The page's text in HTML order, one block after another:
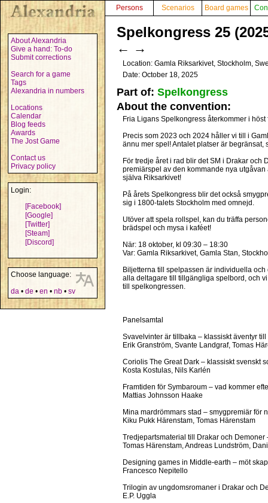
About Alexandria
Give a hand: To-do
Submit corrections
Search for a game
Tags
Alexandria in numbers
Locations
Calendar
Blog feeds
Awards
The Jost Game
Contact us
Privacy policy
Login:
[Facebook]
[Google]
[Twitter]
[Steam]
[Discord]
Choose language:
da • de • en • nb • sv
Persons Scenarios Board games
Spelkongress 25
← →
Location: Gamla Riksarkivet, Stockholm,
Date: October 18, 2025
Part of: Spelkongress
About the convention:
Fria Ligans Spelkongress återkommer i
Precis som 2023 och 2024 håller vi till i
ännu mer spel! Antalet platser är
För tredje året i rad blir det SM i Drakar och
premiärspel av den kommande nya
själva Riksarkivet!
På årets Spelkongress blir det också
sig i 1800-talets Stockholm med omnejd.
Utöver att spela rollspel, kan du träffa
brädspel och mysa i kaféet!
När: 18 oktober, kl 09:30 – 18:30
Var: Gamla Riksarkivet, Gamla Stan,
Biljetterna till spelpassen är individuella
alla deltagare till tillgängliga spelbord, och
till spelkongressen.
Panelsamtal
Svavelvinter är tillbaka – klassiskt äventyr
Erik Granström, Svante Landgraf, Tomas
Coriolis The Great Dark – klassiskt svenskt
Kosta Kostulas, Nils Karlén
Framtiden för Symbaroum – vad kommer
Mattias Johnsson Haake
Mina mardrömmars stad – smygpremiär för
Kiku Pukk Härenstam, Tomas Härenstam
Tredjepartsmaterial till Drakar och Demoner
Tomas Härenstam, Andreas Lundström,
Designing games in Middle-earth – möt
Francesco Nepitello
Trilogin av ungdomsromaner i Drakar och
E.P. Uggla